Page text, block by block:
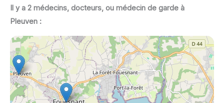
Il y a 2 médecins, docteurs, ou médecin de garde à
Pleuven :